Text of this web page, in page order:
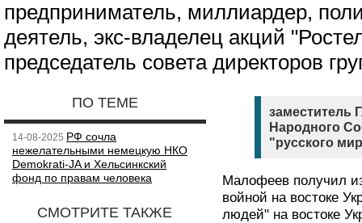
предприниматель, миллиардер,
деятель, экс-владелец акций
председатель совета директоров
ПО ТЕМЕ
14-08-2025 РФ сочла
нежелательными немецкую НКО
Demokrati-JA и Хельсинкский
фонд по правам человека
СМОТРИТЕ ТАКЖЕ
заместитель
Народного
"русского
Малофеев получил
войной на востоке
людей" на востоке